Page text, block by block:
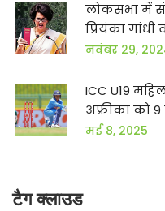
लोकसभा में
प्रियंका गांधी
नवंबर 29,
ICC U19
अफ्रीका को
खिताब जीता
मई 8, 2025
टैग क्लाउड